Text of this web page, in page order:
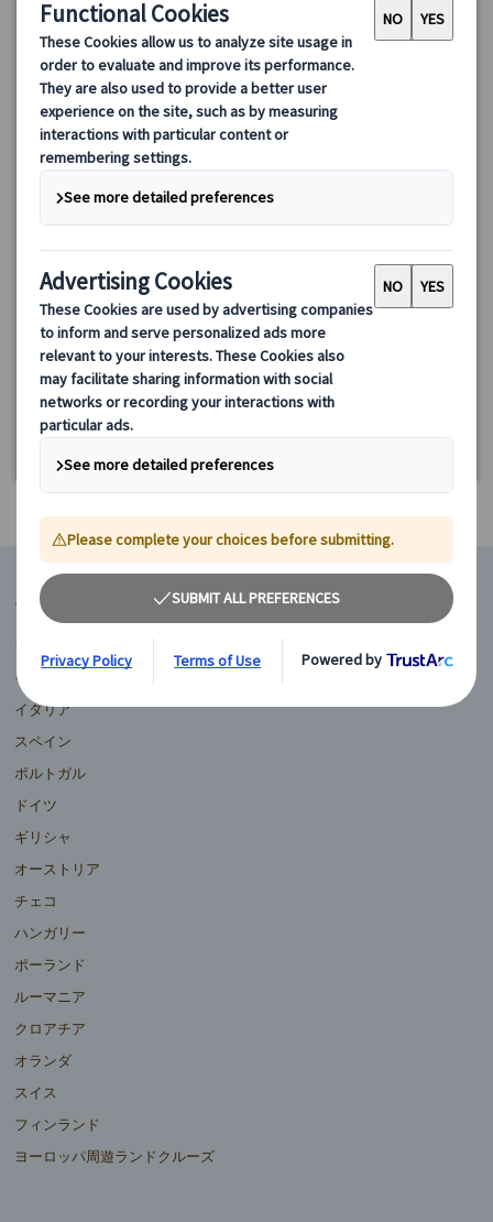
フォンテーヌブロー城＆バルビゾン村半日プライベートツアー
｜日本語公認ガイド＆専用車で観光（城入場付）
家ミレーゆかりのバルビゾン村で歴史と田園風景を満喫。効率的
かつ快適な観光をお届けします。
208.00 EUR
詳細を見る
月、水～日曜日、(第一日曜日、5/1・8、7/26、9/14・19・
20、12/24・25・31、1/1を除く)
4時間30分
マイバスヨーロッパ
フランス
イギリス
イタリア
スペイン
ポルトガル
ドイツ
ギリシャ
オーストリア
チェコ
ハンガリー
ポーランド
ルーマニア
クロアチア
オランダ
スイス
フィンランド
ヨーロッパ周遊ランドクルーズ